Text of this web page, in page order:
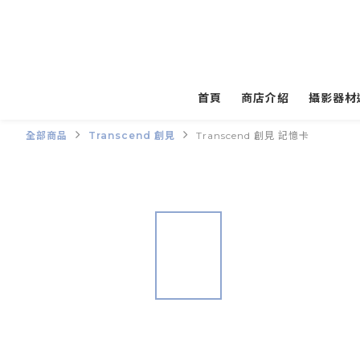
首頁 商店介紹 攝影器材
全部商品 Transcend 創見 Transcend 創見 記憶卡